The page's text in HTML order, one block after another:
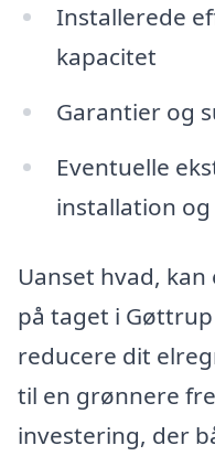
Installerede
kapacitet
Garantier og
Eventuelle
installation
Uanset hvad,
på taget i
reducere dit
til en grønnere
investering, der